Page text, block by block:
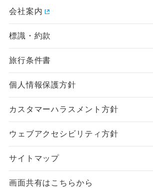
会社案内
標識・約款
旅行条件書
個人情報保護方針
カスタマーハラスメント方針
ウェブアクセシビリティ方針
サイトマップ
画面共有はこちらから